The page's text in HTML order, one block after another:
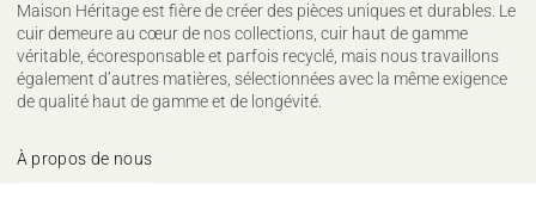
Maison Héritage est fière de créer des pièces uniques et durables. Le
cuir demeure au cœur de nos collections, cuir haut de gamme
véritable, écoresponsable et parfois recyclé, mais nous travaillons
également d’autres matières, sélectionnées avec la même exigence
de qualité haut de gamme et de longévité.
À propos de nous